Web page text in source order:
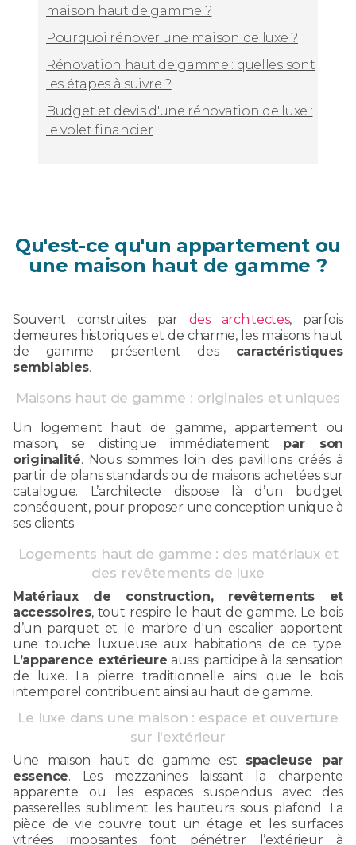
maison haut de gamme ?
Pourquoi rénover une maison de luxe ?
Rénovation haut de gamme : quelles sont
les étapes à suivre ?
Budget et devis d'une rénovation de luxe :
le volet financier
Qu'est-ce qu'un appartement ou
une maison haut de gamme ?
Souvent construites par des architectes, parfois
demeures historiques et de charme, les maisons haut
de gamme présentent des caractéristiques
semblables.
Maisons haut de gamme : originales et uniques
Un logement haut de gamme, appartement ou
maison, se distingue immédiatement par son
originalité. Nous sommes loin des pavillons créés à
partir de plans standards ou de maisons achetées sur
catalogue. L’architecte dispose là d’un budget
conséquent, pour proposer une conception unique à
ses clients.
Logements haut de gamme : des matériaux et
des revêtements de luxe
Matériaux de construction, revêtements et
accessoires, tout respire le haut de gamme. Le bois
d’un parquet et le marbre d'un escalier apportent
une touche luxueuse aux habitations de ce type.
L’apparence extérieure aussi participe à la sensation
de luxe. La pierre traditionnelle ainsi que le bois
intemporel contribuent ainsi au haut de gamme.
Le luxe dans une maison : espace et ouverture
sur l'extérieur
Une maison haut de gamme est spacieuse par
essence. Les mezzanines laissant la charpente
apparente ou les espaces suspendus avec des
passerelles subliment les hauteurs sous plafond. La
pièce de vie couvre tout un étage et les surfaces
vitrées imposantes font pénétrer l’extérieur à